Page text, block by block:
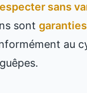
sans
sont garanties
au